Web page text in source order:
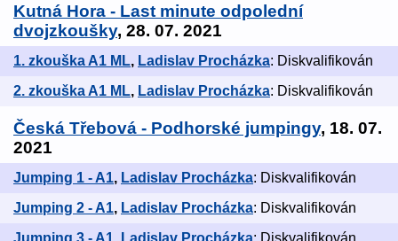
Kutná Hora - Last minute odpolední
dvojzkoušky, 28. 07. 2021
1. zkouška A1 ML, Ladislav Procházka: Diskvalifikován
2. zkouška A1 ML, Ladislav Procházka: Diskvalifikován
Česká Třebová - Podhorské jumpingy, 18. 07.
2021
Jumping 1 - A1, Ladislav Procházka: Diskvalifikován
Jumping 2 - A1, Ladislav Procházka: Diskvalifikován
Jumping 3 - A1
Ladislav Procházka: Diskvalifikován